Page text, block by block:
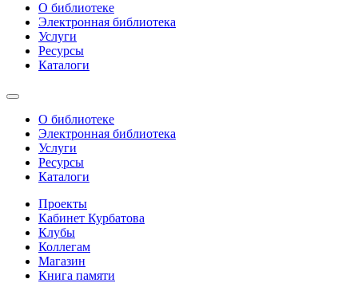
О библиотеке
Электронная библиотека
Услуги
Ресурсы
Каталоги
О библиотеке
Электронная библиотека
Услуги
Ресурсы
Каталоги
Проекты
Кабинет Курбатова
Клубы
Коллегам
Магазин
Книга памяти